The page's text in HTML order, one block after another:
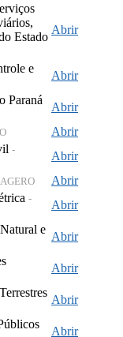
Estado
Abrir
e
Abrir
Paraná
Abrir
Abrir
-
Abrir
Abrir
-
Abrir
e
Abrir
Abrir
Abrir
Abrir